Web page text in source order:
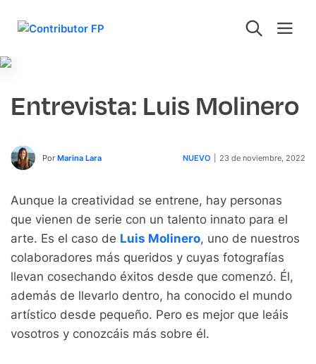
Entrevista: Luis Molinero
Por Marina Lara NUEVO 23 de noviembre, 2022
Aunque la creatividad se entrene, hay personas
que vienen de serie con un talento innato para el
arte. Es el caso de Luis Molinero, uno de nuestros
colaboradores más queridos y cuyas fotografías
llevan cosechando éxitos desde que comenzó. Él,
además de llevarlo dentro, ha conocido el mundo
artístico desde pequeño. Pero es mejor que leáis
vosotros y conozcáis más sobre él.